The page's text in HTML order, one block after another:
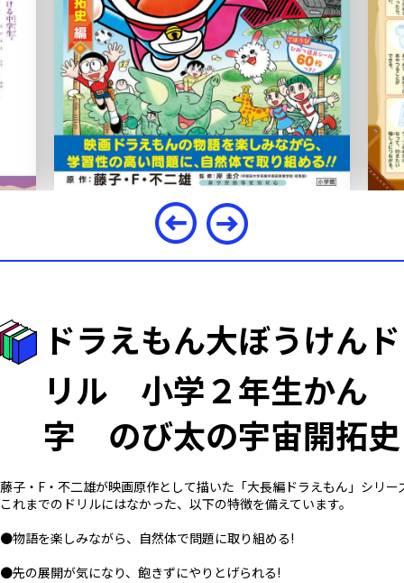
ドラえもん大ぼうけんド
リル 小学２年生かん
字 のび太の宇宙開拓史
藤子・F・不二雄が映画原作として描いた「大長編ドラえもん」シリ
これまでのドリルにはなかった、以下の特徴を備えています。
●物語を楽しみながら、自然体で問題に取り組める!
●先の展開が気になり、飽きずにやりとげられる!